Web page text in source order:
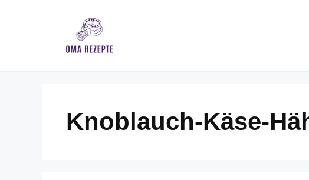
Knoblauch-Käse-